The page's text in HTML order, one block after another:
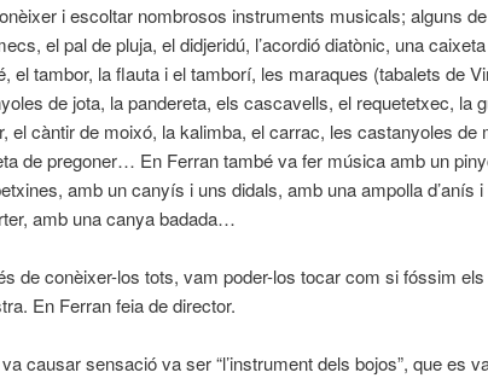
i escoltar nombrosos instruments musicals; alguns
el pal de pluja, el didjeridú, l’acordió diatònic, una
el tambor, la flauta i el tamborí, les maraques (tabalets de
de jota, la pandereta, els cascavells, el requetetxec, la
el càntir de moixó, la kalimba, el carrac, les castanyoles de
de pregoner… En Ferran també va fer música amb un
amb un canyís i uns didals, amb una ampolla d’anís
amb una canya badada…
de conèixer-los tots, vam poder-los tocar com si fóssim els
En Ferran feia de director.
causar sensació va ser “l’instrument dels bojos”, que es